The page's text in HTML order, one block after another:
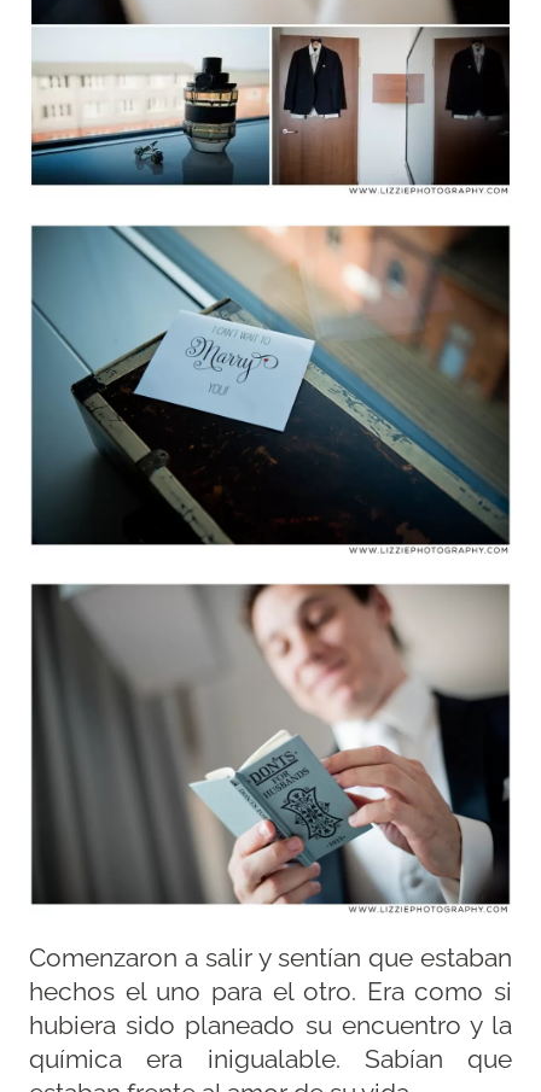
Comenzaron a salir y sentían que estaban
hechos el uno para el otro. Era como si
hubiera sido planeado su encuentro y la
química era inigualable. Sabían que